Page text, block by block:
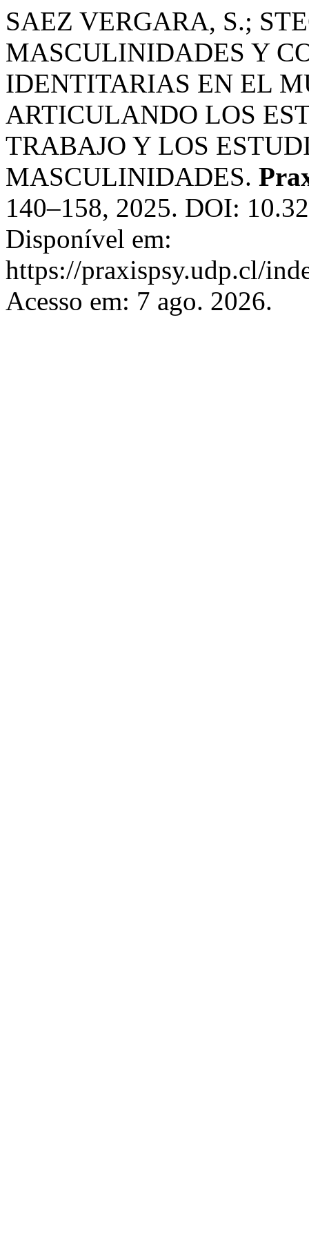
SAEZ VERGARA, S.;
MASCULINIDADES Y
IDENTITARIAS EN EL
ARTICULANDO LOS
TRABAJO Y LOS
MASCULINIDADES.
140–158, 2025. DOI:
Disponível em:
https://praxispsy.udp.cl/
Acesso em: 7 ago. 2026.